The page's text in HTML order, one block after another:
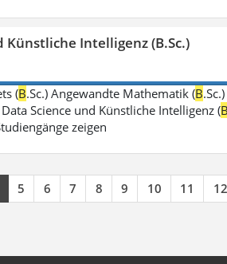
Künstliche Intelligenz (B.Sc.)
(B.Sc.) Angewandte Mathematik (B
Data Science und Künstliche Intelligenz (
zeigen
5 6 7 8 9 10 11 12